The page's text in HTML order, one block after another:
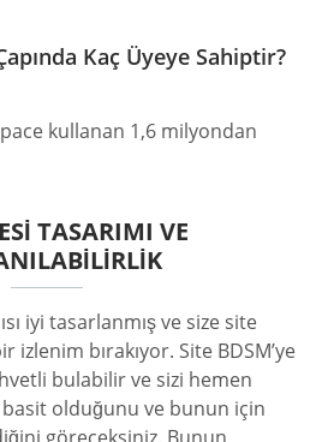
Kaç Üyeye Sahiptir?
kullanan 1,6 milyondan
TASARIMI VE
iyi tasarlanmış ve size site
izlenim bırakıyor. Site BDSM’ye
bulabilir ve sizi hemen
olduğunu ve bunun için